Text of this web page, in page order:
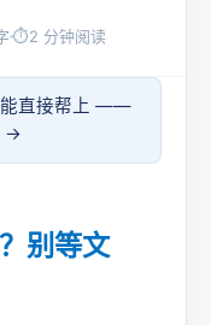
⏱2 分钟阅读
能直接帮上 ——
→
别等文